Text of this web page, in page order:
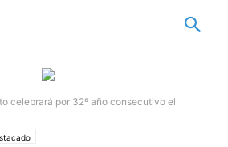
celebrará por 32º año consecutivo el